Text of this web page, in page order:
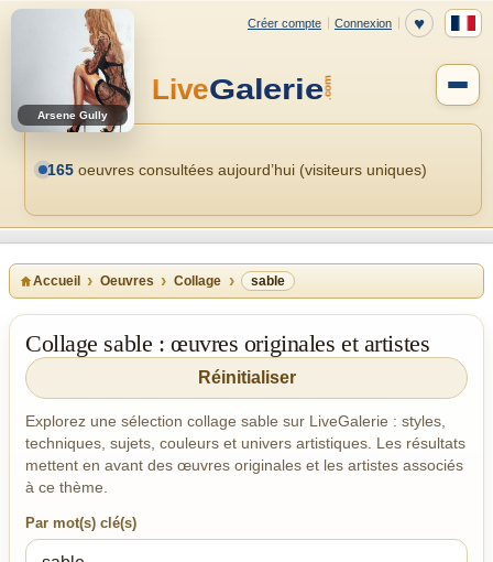
Arsene Gully
165 oeuvres consultées aujourd’hui (visiteurs uniques)
Accueil Oeuvres Collage sable
Collage sable : œuvres originales et artistes
Réinitialiser
Explorez une sélection collage sable sur LiveGalerie : styles,
techniques, sujets, couleurs et univers artistiques. Les résultats
mettent en avant des œuvres originales et les artistes associés
à ce thème.
Par mot(s) clé(s)